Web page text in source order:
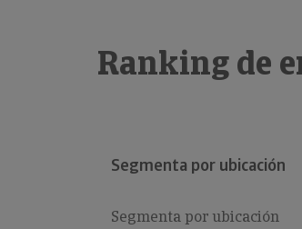
Ranking de
Segmenta por ubicación
Segmenta por ubicación